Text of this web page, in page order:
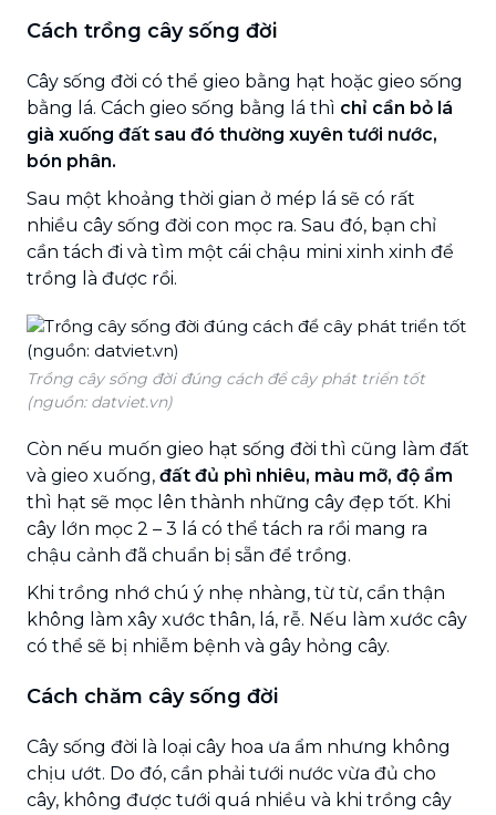
Cách trồng cây sống đời
Cây sống đời có thể gieo bằng hạt hoặc gieo sống
bằng lá. Cách gieo sống bằng lá thì chỉ cần bỏ lá
già xuống đất sau đó thường xuyên tưới nước,
bón phân.
Sau một khoảng thời gian ở mép lá sẽ có rất
nhiều cây sống đời con mọc ra. Sau đó, bạn chỉ
cần tách đi và tìm một cái chậu mini xinh xinh để
trồng là được rồi.
Trồng cây sống đời đúng cách để cây phát triển tốt
(nguồn: datviet.vn)
Còn nếu muốn gieo hạt sống đời thì cũng làm đất
và gieo xuống, đất đủ phì nhiêu, màu mỡ, độ ẩm
thì hạt sẽ mọc lên thành những cây đẹp tốt. Khi
cây lớn mọc 2 – 3 lá có thể tách ra rồi mang ra
chậu cảnh đã chuẩn bị sẵn để trồng.
Khi trồng nhớ chú ý nhẹ nhàng, từ từ, cẩn thận
không làm xây xước thân, lá, rễ. Nếu làm xước cây
có thể sẽ bị nhiễm bệnh và gây hỏng cây.
Cách chăm cây sống đời
Cây sống đời là loại cây hoa ưa ẩm nhưng không
chịu ướt. Do đó, cần phải tưới nước vừa đủ cho
cây, không được tưới quá nhiều và khi trồng cây